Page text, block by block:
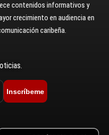
contenidos informativos y
crecimiento en audiencia en
caribeña.
Inscríbeme